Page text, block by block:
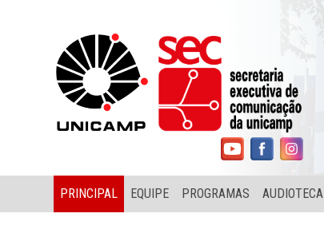
PRINCIPAL EQUIPE PROGRAMAS AUDIOTECA